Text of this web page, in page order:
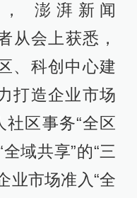
澎湃新闻
从会上获悉，
、科创中心建
打造企业市场
社区事务“全区
域共享”的“三
业市场准入“全